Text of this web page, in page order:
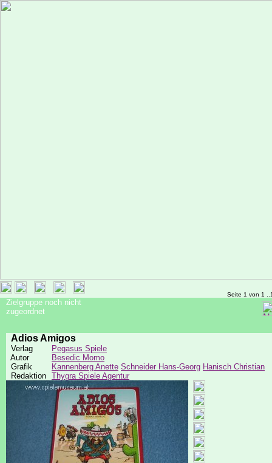
Seite 1 von 1
Zielgruppe noch nicht
zugeordnet
Adios Amigos
Verlag
Pegasus Spiele
Autor
Besedic Momo
Grafik
Kannenberg Anette Schneider Hans-Georg Hanisch Christian
Redaktion Thygra Spiele Agentur